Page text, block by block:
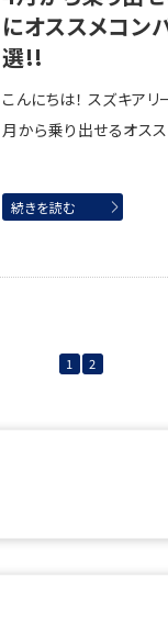
にオススメコン
選!!
こんにちは！ スズキア
月から乗り出せるオス
続きを読む
1 2